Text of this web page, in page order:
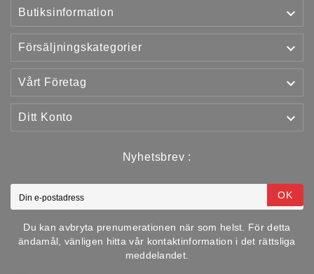
Butiksinformation 
Försäljningskategorier 
Vårt Företag 
Ditt Konto 
Nyhetsbrev :
OK
Du kan avbryta prenumerationen när som helst. För detta
ändamål, vänligen hitta vår kontaktinformation i det rättsliga
meddelandet.